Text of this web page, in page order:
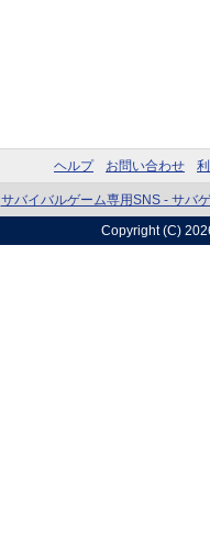
ヘルプ お問い合わせ
サバイバルゲーム専用SNS - サバ
Copyright (C)